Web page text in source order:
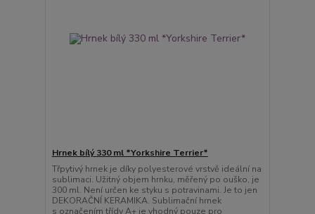
Hrnek bílý 330 ml *Yorkshire Terrier*
Třpytivý hrnek je díky polyesterové vrstvě ideální na
sublimaci. Užitný objem hrnku, měřený po ouško, je
300 ml. Není určen ke styku s potravinami. Je to jen
DEKORAČNÍ KERAMIKA. Sublimační hrnek
s označením třídy A+ je vhodný pouze pro